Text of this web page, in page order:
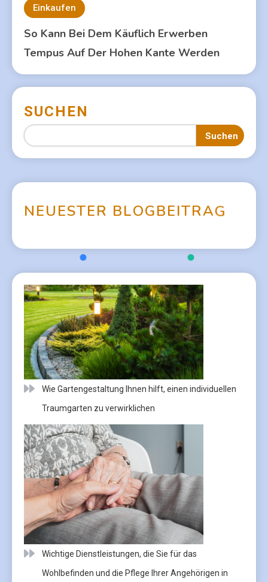
Einkaufen
So Kann Bei Dem Käuflich Erwerben
Tempus Auf Der Hohen Kante Werden
SUCHEN
Suchen
NEUESTER BLOGBEITRAG
Wie Gartengestaltung Ihnen hilft, einen individuellen
Traumgarten zu verwirklichen
Wichtige Dienstleistungen, die Sie für das
Wohlbefinden und die Pflege Ihrer Angehörigen in